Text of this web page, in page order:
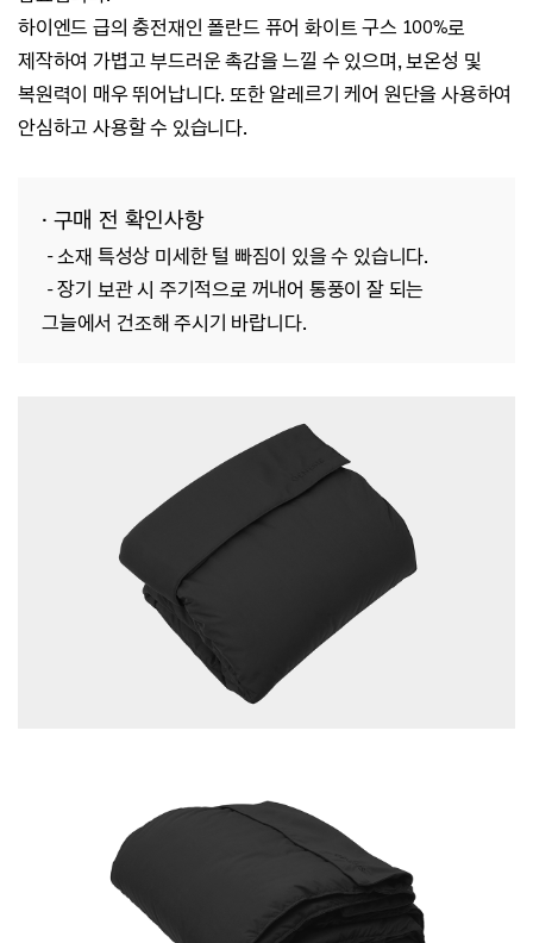
하이엔드 급의 충전재인 폴란드 퓨어 화이트 구스 100%로
제작하여 가볍고 부드러운 촉감을 느낄 수 있으며,보온성 및
복원력이 매우 뛰어납니다.또한알레르기 케어 원단을 사용하여
안심하고 사용할 수 있습니다.
· 구매 전 확인사항
- 소재 특성상 미세한 털 빠짐이 있을 수 있습니다.
- 장기 보관 시 주기적으로 꺼내어 통풍이 잘 되는
그늘에서 건조해 주시기 바랍니다.